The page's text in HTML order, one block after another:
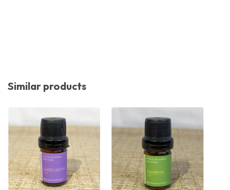
Similar products